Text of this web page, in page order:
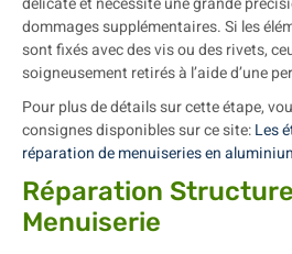
dommages supplémentaires. Si les
sont fixés avec des vis ou des rivets,
soigneusement retirés à l’aide d’une
Pour plus de détails sur cette étape,
consignes disponibles sur ce site:Les
réparation de menuiseries en
Réparation
Menuiserie